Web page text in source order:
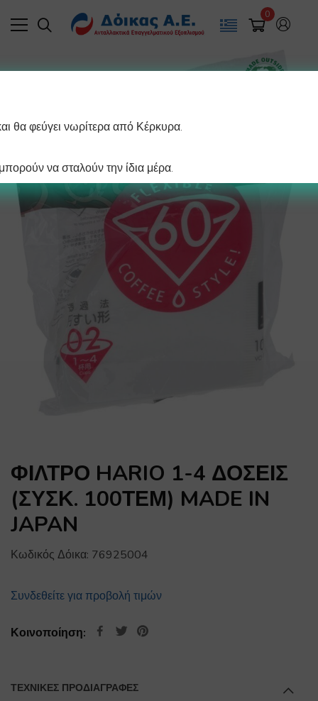
0
ΦΙΛΤΡΟ HARIO 1-4 ΔΟΣΕΙΣ
(ΣΥΣΚ. 100ΤΕΜ) MADE IN
JAPAN
Κωδικός Δόικα: 76925004
Συνδεθείτε για προβολή τιμών
Κοινοποίηση:
ΤΕΧΝΙΚΕΣ ΠΡΟΔΙΑΓΡΑΦΕΣ
θα φεύγει νωρίτερα από Κέρκυρα.
να σταλούν την ίδια μέρα.